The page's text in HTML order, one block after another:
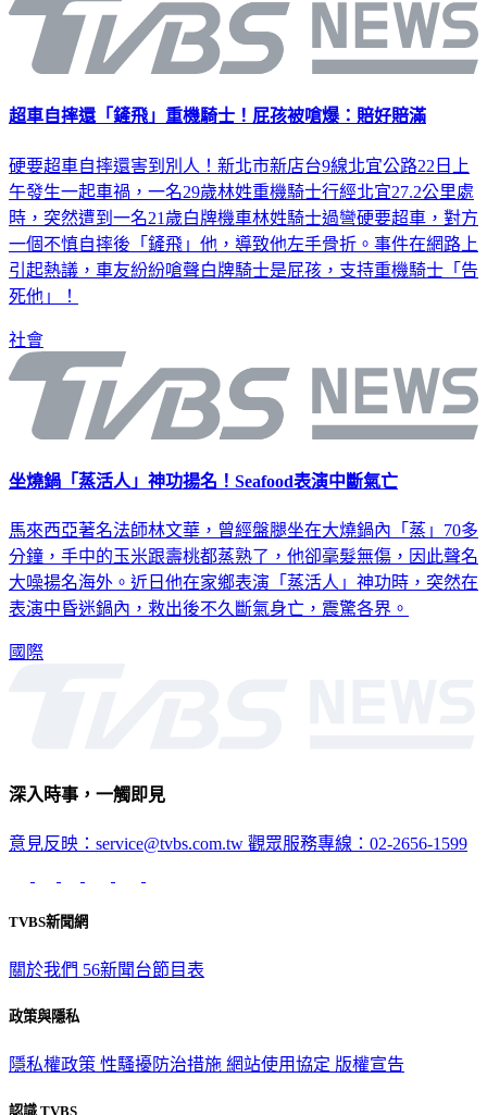
超車自摔還「鏟飛」重機騎士！屁孩被嗆爆：賠好賠滿
硬要超車自摔還害到別人！新北市新店台9線北宜公路22日上
午發生一起車禍，一名29歲林姓重機騎士行經北宜27.2公里處
時，突然遭到一名21歲白牌機車林姓騎士過彎硬要超車，對方
一個不慎自摔後「鏟飛」他，導致他左手骨折。事件在網路上
引起熱議，車友紛紛嗆聲白牌騎士是屁孩，支持重機騎士「告
死他」！
社會
坐燒鍋「蒸活人」神功揚名！Seafood表演中斷氣亡
馬來西亞著名法師林文華，曾經盤腿坐在大燒鍋內「蒸」70多
分鐘，手中的玉米跟壽桃都蒸熟了，他卻毫髮無傷，因此聲名
大噪揚名海外。近日他在家鄉表演「蒸活人」神功時，突然在
表演中昏迷鍋內，救出後不久斷氣身亡，震驚各界。
國際
深入時事，一觸即見
意見反映：service@tvbs.com.tw 觀眾服務專線：02-2656-1599
TVBS新聞網
關於我們 56新聞台節目表
政策與隱私
隱私權政策 性騷擾防治措施 網站使用協定 版權宣告
認識 TVBS